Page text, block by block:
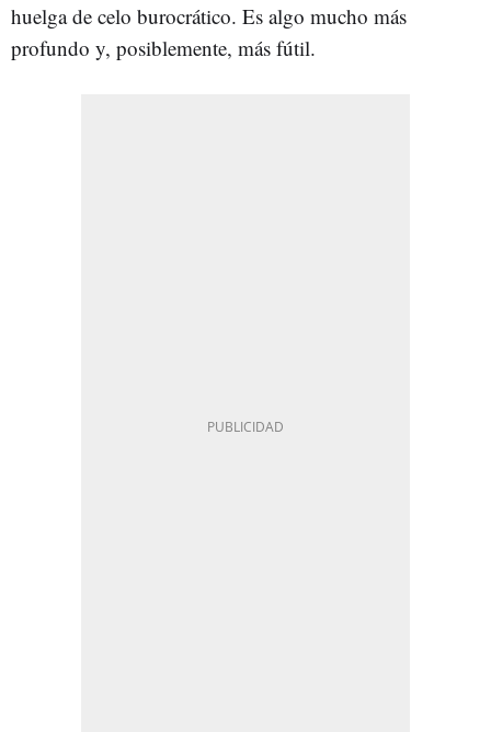
huelga de celo burocrático. Es algo mucho más
profundo y, posiblemente, más fútil.